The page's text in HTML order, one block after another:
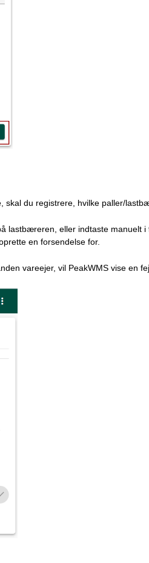
skal du registrere, hvilke paller/
lastbæreren, eller indtaste
en forsendelse for.
vareejer, vil PeakWMS vise en